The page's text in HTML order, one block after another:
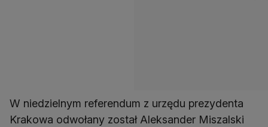
W niedzielnym referendum z urzędu prezydenta
Krakowa odwołany został Aleksander Miszalski